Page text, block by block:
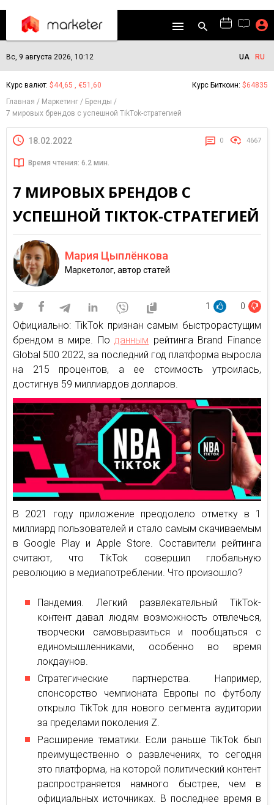
Вс, 9 августа 2026, 10:12 UA RU
Курс валют: $44,65 , €51,60 Курс Биткоин: $64835
Главная
Маркетинг
Бренды
7 мировых брендов с успешной TikTok-стратегией
18.02.2022 0 4667
Время чтения: 6.2 мин.
7 МИРОВЫХ БРЕНДОВ С
УСПЕШНОЙ TIKTOK-СТРАТЕГИЕЙ
Мария Цыплёнкова
Маркетолог, автор статей
1 0
Официально: TikTok признан самым быстрорастущим
брендом в мире. Поданным рейтинга Brand Finance
Global 500 2022, за последний год платформа выросла
на 215 процентов, а ее стоимость утроилась,
достигнув 59 миллиардов долларов.
В 2021 году приложение преодолело отметку в 1
миллиард пользователей и стало самым скачиваемым
в Google Play и Apple Store. Составители рейтинга
считают, что TikTok совершил глобальную
революцию в медиапотреблении. Что произошло?
Пандемия. Легкий развлекательный TikTok-
контент давал людям возможность отвлечься,
творчески самовыразиться и пообщаться с
единомышленниками, особенно во время
локдаунов.
Стратегические партнерства. Например,
спонсорство чемпионата Европы по футболу
открыло TikTok для нового сегмента аудитории
за пределами поколения Z.
Расширение тематики. Если раньше TikTok был
преимущественно о развлечениях, то сегодня
это платформа, на которой политический контент
распространяется намного быстрее, чем в
официальных источниках. В последнее время в